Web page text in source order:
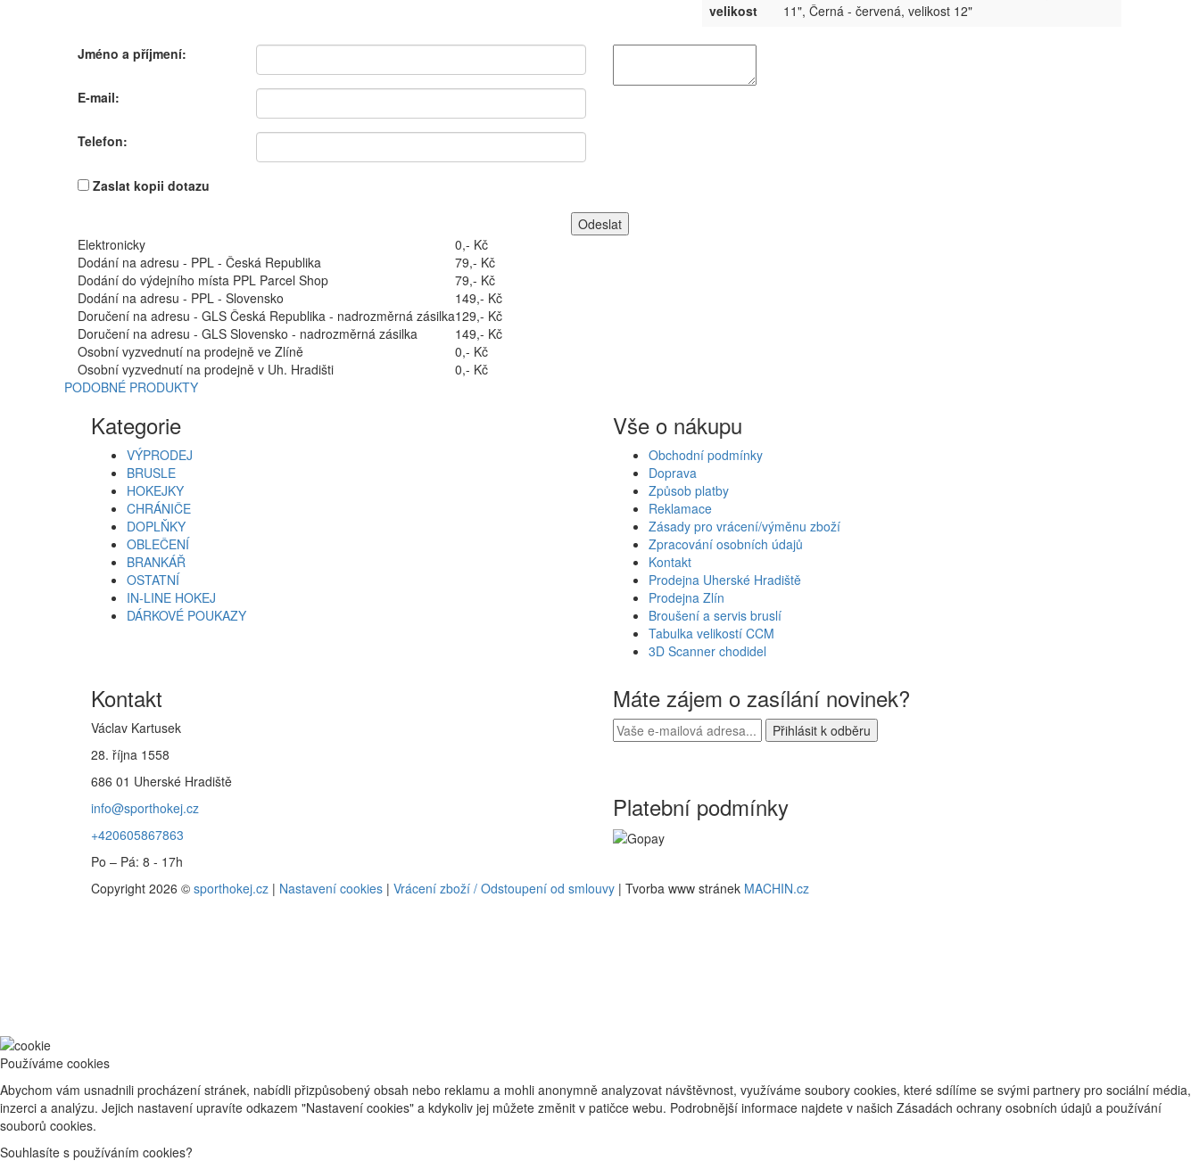
velikost
11", Černá - červená, velikost 12"
Jméno a příjmení:
E-mail:
Telefon:
Zaslat kopii dotazu
Elektronicky
0,- Kč
Dodání na adresu - PPL - Česká Republika
79,- Kč
Dodání do výdejního místa PPL Parcel Shop
79,- Kč
Dodání na adresu - PPL - Slovensko
149,- Kč
Doručení na adresu - GLS Česká Republika - nadrozměrná zásilka129,- Kč
Doručení na adresu - GLS Slovensko - nadrozměrná zásilka
149,- Kč
Osobní vyzvednutí na prodejně ve Zlíně
0,- Kč
Osobní vyzvednutí na prodejně v Uh. Hradišti
0,- Kč
PODOBNÉ PRODUKTY
Kategorie
VÝPRODEJ
BRUSLE
HOKEJKY
CHRÁNIČE
DOPLŇKY
OBLEČENÍ
BRANKÁŘ
OSTATNÍ
IN-LINE HOKEJ
DÁRKOVÉ POUKAZY
Vše o nákupu
Obchodní podmínky
Doprava
Způsob platby
Reklamace
Zásady pro vrácení/výměnu zboží
Zpracování osobních údajů
Kontakt
Prodejna Uherské Hradiště
Prodejna Zlín
Broušení a servis bruslí
Tabulka velikostí CCM
3D Scanner chodidel
Kontakt
Václav Kartusek
28. října 1558
686 01 Uherské Hradiště
info@sporthokej.cz
+420605867863
Po – Pá: 8 - 17h
Máte zájem o zasílání novinek?
Platební podmínky
Copyright 2026 © sporthokej.cz | Nastavení cookies | Vrácení zboží / Odstoupení od smlouvy | Tvorba www stránek MACHIN.cz
Používáme cookies
Abychom vám usnadnili procházení stránek, nabídli přizpůsobený obsah nebo reklamu a mohli anonymně analyzovat návštěvnost, využíváme soubory cookies, které sdílíme se svými partnery pro sociální média,
inzerci a analýzu. Jejich nastavení upravíte odkazem "Nastavení cookies" a kdykoliv jej můžete změnit v patičce webu. Podrobnější informace najdete v našich Zásadách ochrany osobních údajů a používání
souborů cookies.
Souhlasíte s používáním cookies?